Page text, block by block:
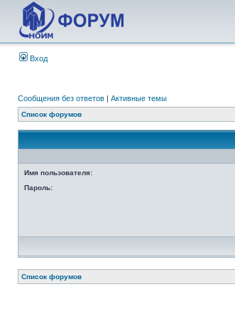
Вход
Сообщения без ответов | Активные темы
Список форумов
Имя пользователя:
Пароль:
Список форумов